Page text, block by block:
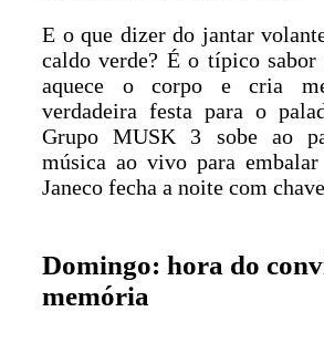
E o que dizer do jantar
caldo verde? É o típico sabor
aquece o corpo e cria
verdadeira festa para o
Grupo MUSK 3 sobe ao
música ao vivo para
Janeco fecha a noite com
Domingo: hora do
memória